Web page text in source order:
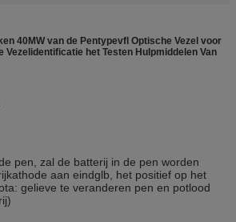
40MW van de Pentypevfl Optische Vezel voor
Vezelidentificatie het Testen Hulpmiddelen Van
pen, zal de batterij in de pen worden
aan eindglb, het positief op het
gelieve te veranderen pen en potlood